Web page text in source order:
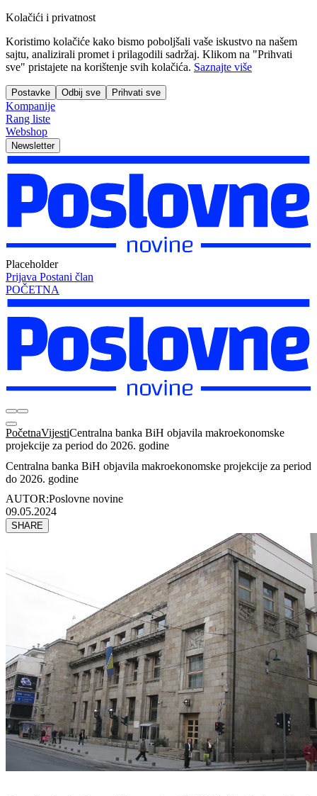
Kolačići i privatnost
Koristimo kolačiće kako bismo poboljšali vaše iskustvo na našem
sajtu, analizirali promet i prilagodili sadržaj. Klikom na "Prihvati
sve" pristajete na korištenje svih kolačića. Saznajte više
Postavke Odbij sve Prihvati sve
Kompanije
Rang liste
Webshop
Newsletter
Placeholder
Prijava Postani član
POČETNA
PočetnaVijestiCentralna banka BiH objavila makroekonomske
projekcije za period do 2026. godine
Centralna banka BiH objavila makroekonomske projekcije za period
do 2026. godine
AUTOR:Poslovne novine
09.05.2024
SHARE